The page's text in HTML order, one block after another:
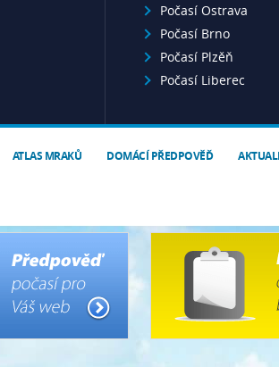
Počasí Ostrava
Počasí Brno
Počasí Plzěň
Počasí Liberec
ATLAS MRAKŮ DOMÁCÍ PŘEDPOVĚĎ